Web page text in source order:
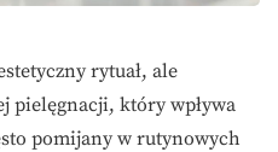
rytuał, ale
pielęgnacji, który wpływa
pomijany w rutynowych